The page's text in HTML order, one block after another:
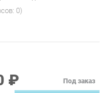
ЗАКАЗАТЬ